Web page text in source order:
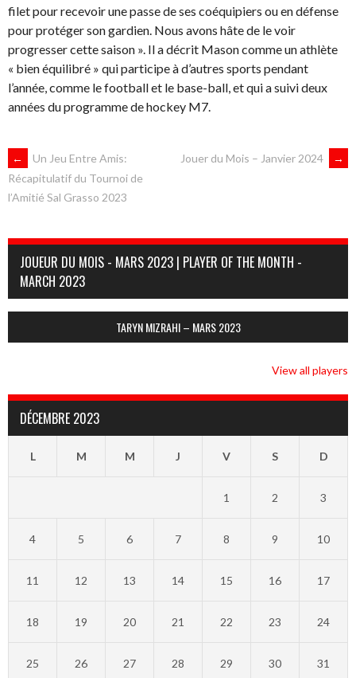
filet pour recevoir une passe de ses coéquipiers ou en défense
pour protéger son gardien. Nous avons hâte de le voir
progresser cette saison ». Il a décrit Mason comme un athlète
« bien équilibré » qui participe à d’autres sports pendant
l’année, comme le football et le base-ball, et qui a suivi deux
années du programme de hockey M7.
NAVIGATION
DES
ARTICLES
←
Un Jeu Entre Amis:
Récapitulatif du Tournoi de
l’Amitié Sal Grasso 2023
Jouer du Mois – Janvier 2024 →
JOUEUR DU MOIS - MARS 2023 | PLAYER OF THE MONTH -
MARCH 2023
TARYN MIZRAHI – MARS 2023
View all players
DÉCEMBRE 2023
L M M J V S D
1 2 3
4 5 6 7 8 9 10
11 12 13 14 15 16 17
18 19 20 21 22 23 24
25 26 27 28 29 30 31